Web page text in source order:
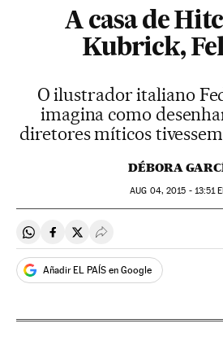
A casa de
Kubrick,
O ilustrador italiano
imagina como
diretores míticos
DÉBORA
AUG 04, 2015 - 13:51
Compartir en Whatsapp
Compartir en Facebook
Compartir en Twitter
Desplegar Redes
Añadir EL PAÍS en Google